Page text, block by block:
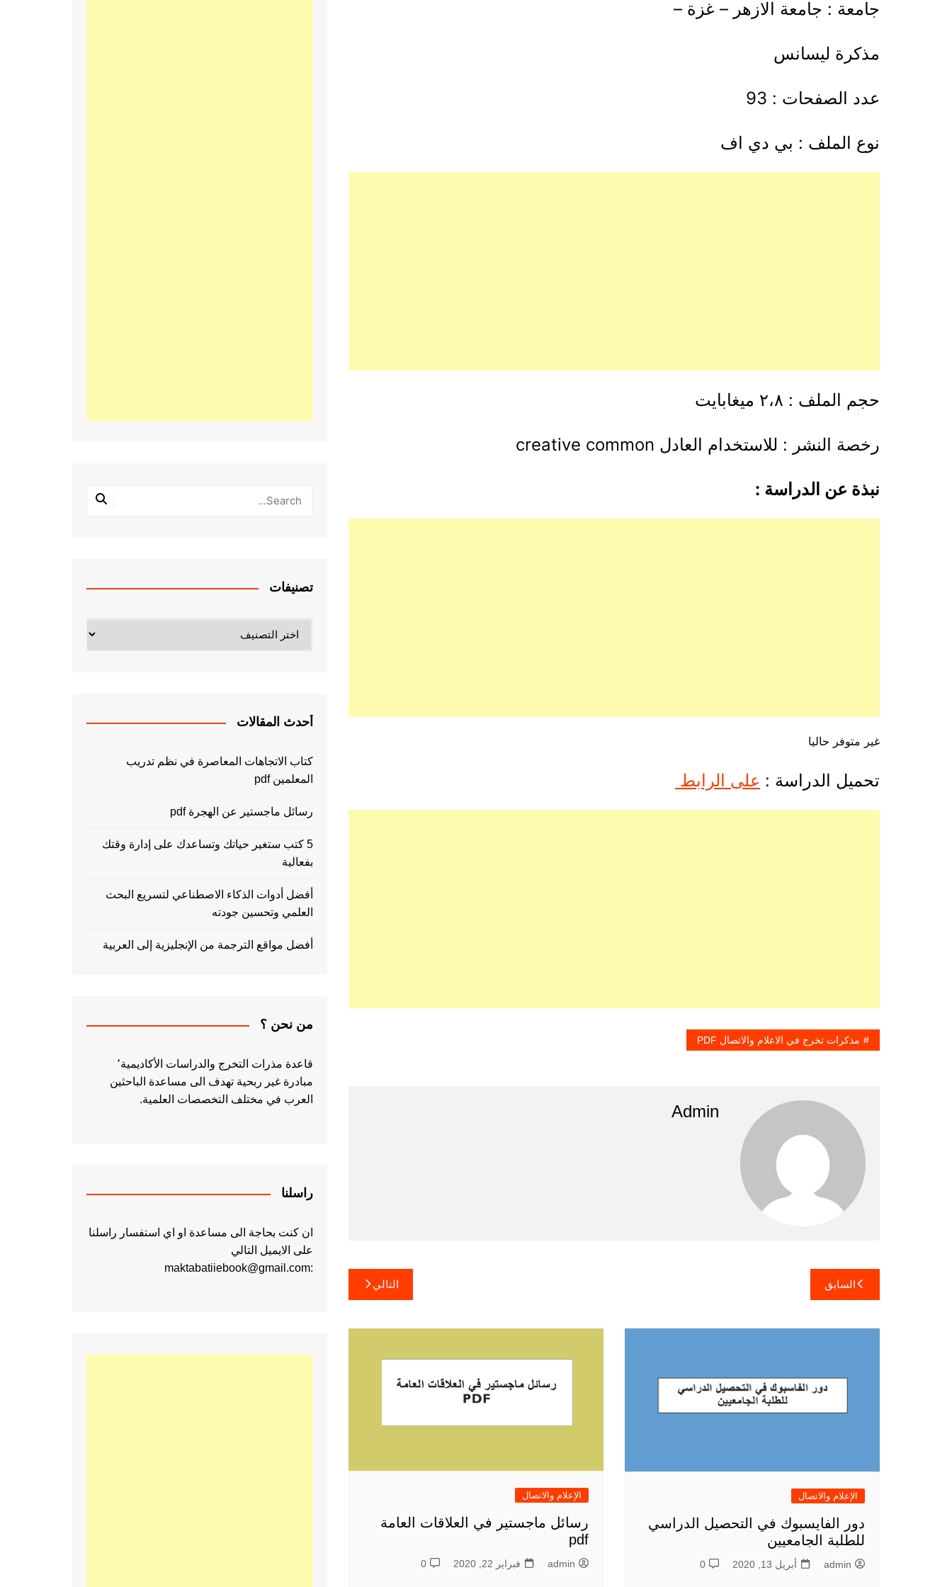
جامعة : جامعة الازهر – غزة –
مذكرة ليسانس
عدد الصفحات : 93
نوع الملف : بي دي اف
حجم الملف : ٢،٨ ميغابايت
رخصة النشر : للاستخدام العادل creative common
نبذة عن الدراسة :
غير متوفر حاليا
تحميل الدراسة : على الرابط
مذكرات تخرج في الاعلام والاتصال PDF
Admin
تصفّح
المقالات
السابق التالي
الإعلام والاتصال
دور الفايسبوك في التحصيل الدراسي
للطلبة الجامعيين
admin أبريل 13, 2020 0
الإعلام والاتصال
رسائل ماجستير في العلاقات العامة
pdf
admin فبراير 22, 2020 0
تصنيفات
أحدث المقالات
كتاب الاتجاهات المعاصرة في نظم تدريب
المعلمين pdf
رسائل ماجستير عن الهجرة pdf
5 كتب ستغير حياتك وتساعدك على إدارة وقتك
بفعالية
أفضل أدوات الذكاء الاصطناعي لتسريع البحث
العلمي وتحسين جودته
أفضل مواقع الترجمة من الإنجليزية إلى العربية
من نحن ؟
قاعدة مذرات التخرج والدراسات الأكاديمية٬
مبادرة غير ربحية تهدف الى مساعدة الباحثين
العرب في مختلف التخصصات العلمية.
راسلنا
ان كنت بحاجة الى مساعدة او اي استفسار راسلنا
على الايميل التالي
:maktabatiiebook@gmail.com